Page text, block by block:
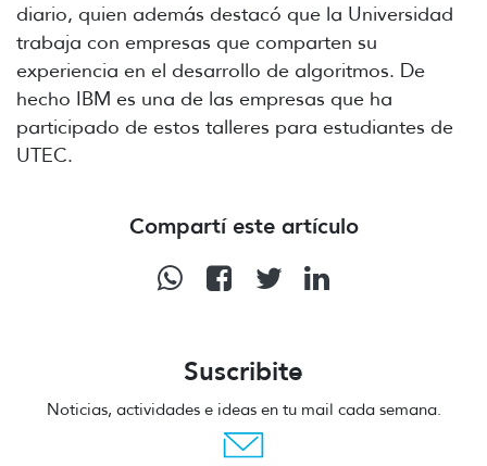
diario, quien además destacó que la Universidad
trabaja con empresas que comparten su
experiencia en el desarrollo de algoritmos. De
hecho IBM es una de las empresas que ha
participado de estos talleres para estudiantes de
UTEC.
Compartí este artículo
Suscribite
Noticias, actividades e ideas en tu mail cada semana.